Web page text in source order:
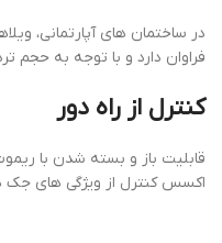
در ساختمان های آپارتمانی،
فراوان دارد و با توجه به حجم
کنترل از راه دور
قابلیت باز و بسته شدن با
اکسس کنترل از ویژگی های